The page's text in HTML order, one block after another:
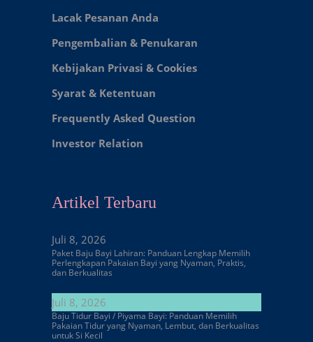
Lacak Pesanan Anda
Pengembalian & Penukaran
Kebijakan Privasi & Cookies
Syarat & Ketentuan
Frequently Asked Question
Investor Relation
Artikel Terbaru
Juli 8, 2026
Paket Baju Bayi Lahiran: Panduan Lengkap Memilih
Perlengkapan Pakaian Bayi yang Nyaman, Praktis,
dan Berkualitas
Juli 8, 2026
Baju Tidur Bayi / Piyama Bayi: Panduan Memilih
Pakaian Tidur yang Nyaman, Lembut, dan Berkualitas
untuk Si Kecil